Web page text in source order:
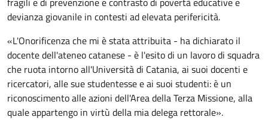
devianza giovanile in contesti ad elevata perifericità.
«L'Onorificenza che mi è stata attribuita - ha dichiarato il
docente dell'ateneo catanese - è l'esito di un lavoro di squadra
che ruota intorno all'Università di Catania, ai suoi docenti e
ricercatori, alle sue studentesse e ai suoi studenti: è un
riconoscimento alle azioni dell'Area della Terza Missione, alla
quale appartengo in virtù della mia delega rettorale».